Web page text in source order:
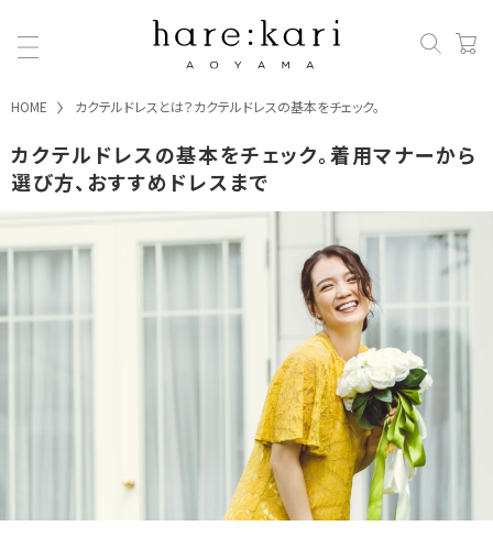
HOME カクテルドレスとは？カクテルドレスの基本をチェック。
カクテルドレスの基本をチェック。着用マナーから
選び方、おすすめドレスまで